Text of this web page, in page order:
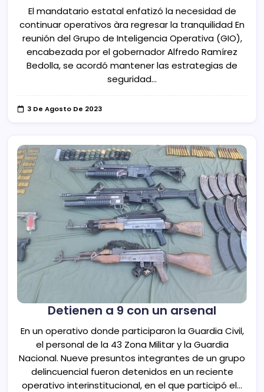
El mandatario estatal enfatizó la necesidad de
continuar operativos àra regresar la tranquilidad En
reunión del Grupo de Inteligencia Operativa (GIO),
encabezada por el gobernador Alfredo Ramírez
Bedolla, se acordó mantener las estrategias de
seguridad…
3 De Agosto De 2023
Detienen a 9 con un arsenal
En un operativo donde participaron la Guardia Civil,
el personal de la 43 Zona Militar y la Guardia
Nacional. Nueve presuntos integrantes de un grupo
delincuencial fueron detenidos en un reciente
operativo interinstitucional, en el que participó el…